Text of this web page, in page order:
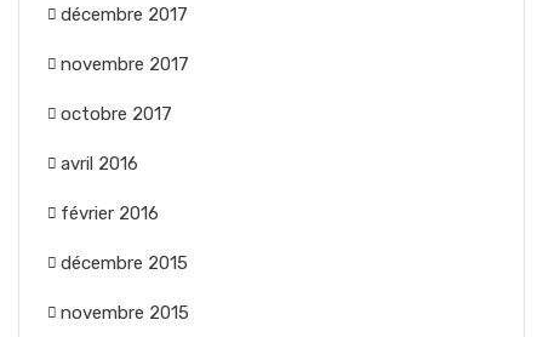
décembre 2017
novembre 2017
octobre 2017
avril 2016
février 2016
décembre 2015
novembre 2015